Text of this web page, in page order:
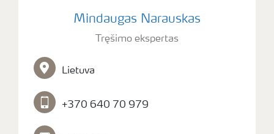
Mindaugas Narauskas
Tręšimo ekspertas
Lietuva
+370 640 70 979